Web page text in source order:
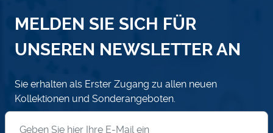
MELDEN SIE SICH FÜR
UNSEREN NEWSLETTER AN
Sie erhalten als Erster Zugang zu allen neuen
Kollektionen und Sonderangeboten.